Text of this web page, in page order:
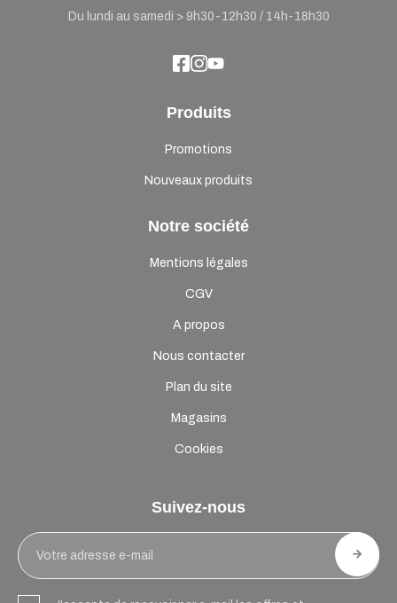
Du lundi au samedi > 9h30-12h30 / 14h-18h30
Produits
Promotions
Nouveaux produits
Notre société
Mentions légales
CGV
A propos
Nous contacter
Plan du site
Magasins
Cookies
Suivez-nous